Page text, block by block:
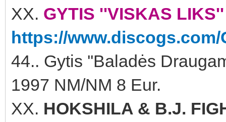
XX. GYTIS ''VISKAS
https://www.discogs.com/
44.. Gytis ''Baladės
1997 NM/NM 8 Eur.
XX. HOKSHILA & B.J.